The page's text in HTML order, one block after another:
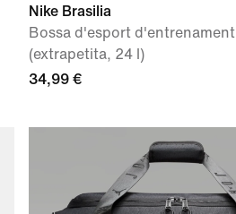
Nike Brasilia
Bossa d'esport d'entrenament
(extrapetita, 24 l)
34,99 €